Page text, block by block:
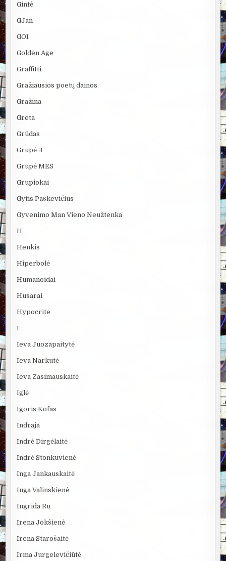
Gintė
GJan
GOI
Golden Age
Graffitti
Gražiausios poetų dainos
Gražina
Greta
Grūdas
Grupė 3
Grupė MES
Grupiokai
Gytis Paškevičius
Gyvenimo Man Vieno Neužtenka
H
Henkis
Hiperbolė
Humanoidai
Husarai
Hypocrite
I
Ieva Juozapaitytė
Ieva Narkutė
Ieva Zasimauskaitė
Iglė
Igoris Kofas
Indraja
Indrė Dirgėlaitė
Indrė Stonkuvienė
Inga Jankauskaitė
Inga Valinskienė
Ingrida Ru
Irena Jokšienė
Irena Starošaitė
Irma Jurgelevičiūtė